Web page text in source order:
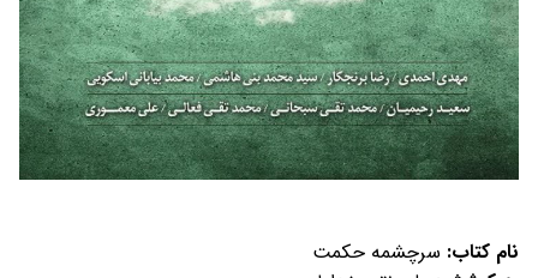
نام کتاب: سرچشمه حکمت